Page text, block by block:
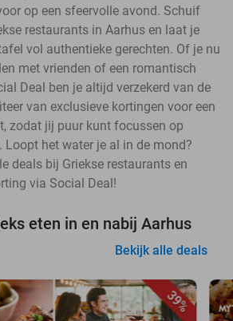
op een sfeervolle avond. Schuif
restaurants in Aarhus en laat je
vol authentieke gerechten. Of je nu
met vrienden of een romantisch
Deal ben je altijd verzekerd van de
van exclusieve kortingen voor een
zodat jij puur kunt focussen op
Loopt het water je al in de mond?
deals bij Griekse restaurants en
via Social Deal!
eten in en nabij Aarhus
Bekijk alle deals
39%